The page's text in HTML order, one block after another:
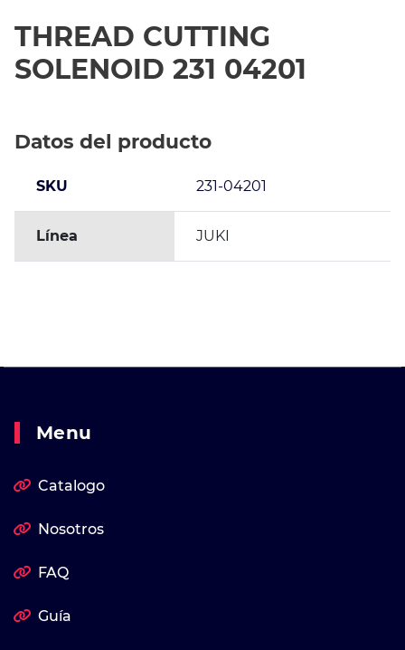
THREAD CUTTING
SOLENOID 231 04201
Datos del producto
SKU 231-04201
Línea JUKI
Menu
Catalogo
Nosotros
FAQ
Guía